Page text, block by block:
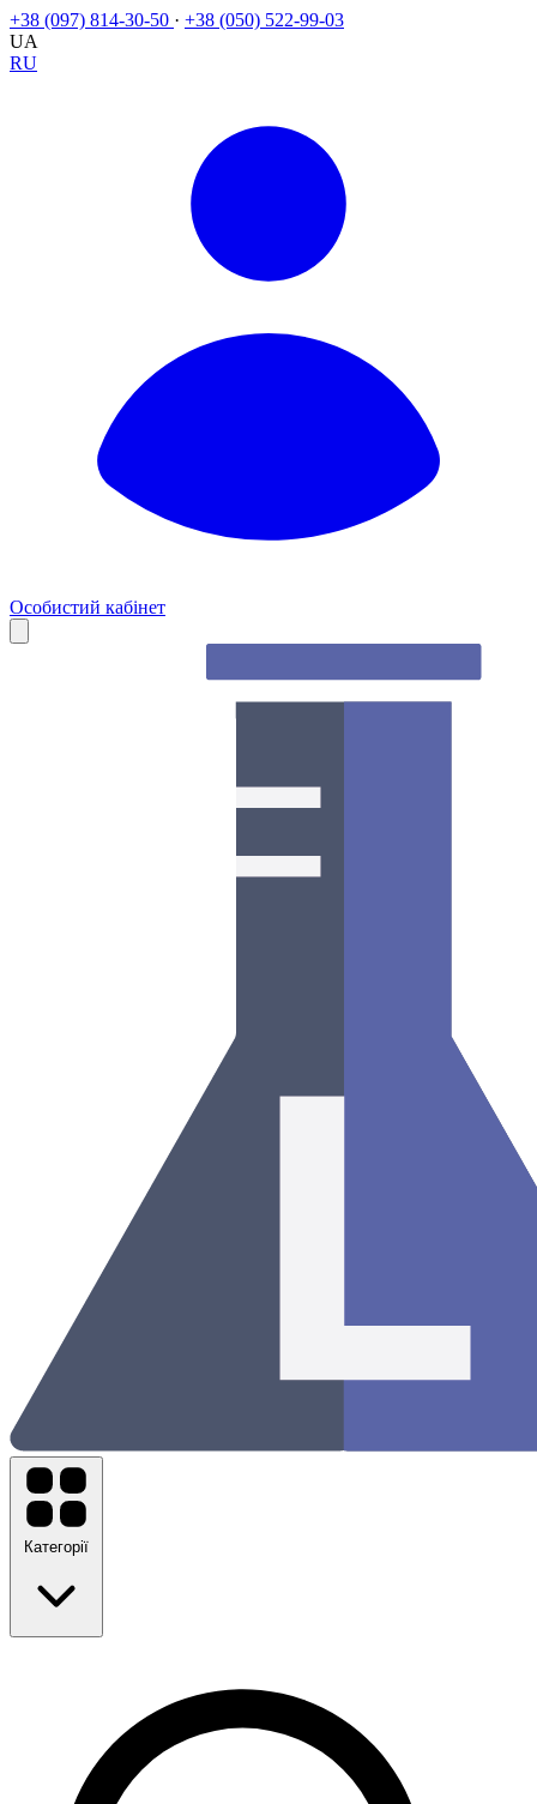
+38 (097) 814-30-50 · +38 (050) 522-99-03
UA
RU
Особистий кабінет
Категорії